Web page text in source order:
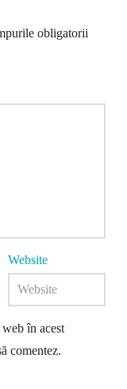
obligatorii
Website
în acest
comentez.